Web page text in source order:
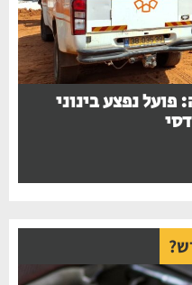
נפצע בינוני